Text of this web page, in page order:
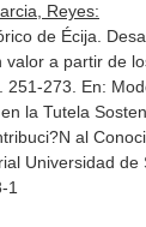
Reyes:
de Écija.
valor a partir de
251-273. En:
la Tutela
al
Universidad de
1